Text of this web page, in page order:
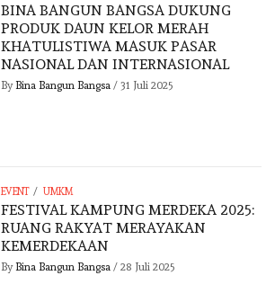
BINA BANGUN BANGSA DUKUNG
PRODUK DAUN KELOR MERAH
KHATULISTIWA MASUK PASAR
NASIONAL DAN INTERNASIONAL
By Bina Bangun Bangsa/ 31 Juli 2025
EVENT / UMKM
FESTIVAL KAMPUNG MERDEKA 2025:
RUANG RAKYAT MERAYAKAN
KEMERDEKAAN
By Bina Bangun Bangsa/ 28 Juli 2025